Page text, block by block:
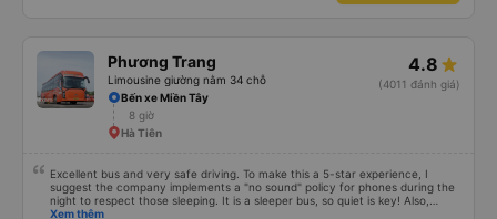
Phương Trang
Limousine giường nằm 34 chỗ
4.8
(4011 đánh giá)
Bến xe Miền Tây
8 giờ
Hà Tiên
Excellent bus and very safe driving. To make this a 5-star experience, I
suggest the company implements a "no sound" policy for phones during the
night to respect those sleeping. It is a sleeper bus, so quiet is key! Also,
please display the Wi-Fi password clearly inside the cabin for convenience. I
Xem thêm